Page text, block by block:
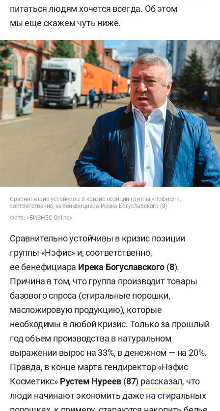
питаться людям хочется всегда. Об этом
мы еще скажем чуть ниже.
Сравнительно устойчивы в кризис позиции группы «Нэфис» и,
соответственно, ее бенефициара Ирека Богуславского (8)
Фото: «БИЗНЕС Online»
Сравнительно устойчивы в кризис позиции
группы «Нэфис» и, соответственно,
ее бенефициара Ирека Богуславского (8).
Причина в том, что группа производит товары
базового спроса (стиральные порошки,
масложировую продукцию), которые
необходимы в любой кризис. Только за прошлый
год объем производства в натуральном
выражении вырос на 33%, в денежном — на 20%.
Правда, в конце марта гендиректор «Нэфис
Косметикс» Рустем Нуреев (87) рассказал, что
люди начинают экономить даже на стиральных